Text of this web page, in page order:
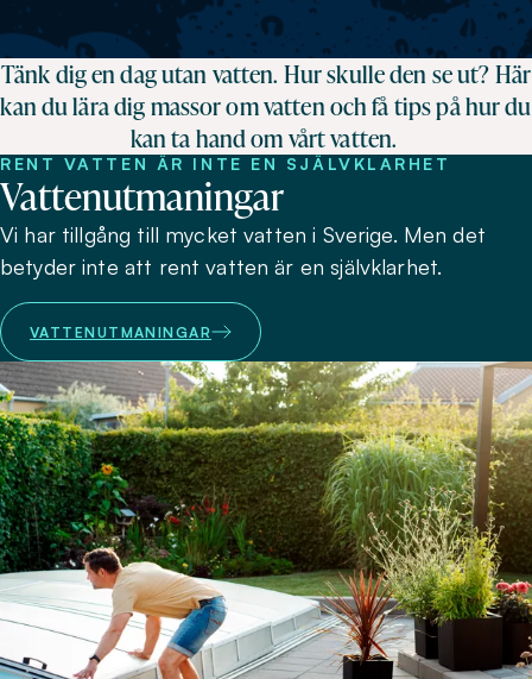
Tänk dig en dag utan vatten. Hur skulle den se ut? Här
kan du lära dig massor om vatten och få tips på hur du
kan ta hand om vårt vatten.
RENT VATTEN ÄR INTE EN SJÄLVKLARHET
Vattenutmaningar
Vi har tillgång till mycket vatten i Sverige. Men det
betyder inte att rent vatten är en självklarhet.
VATTENUTMANINGAR